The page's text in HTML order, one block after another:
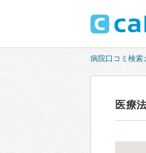
病院口コミ検索
医療